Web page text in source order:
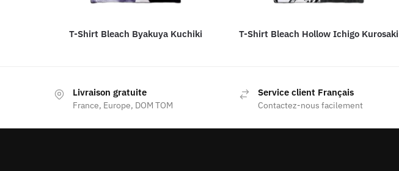
T-Shirt Bleach Byakuya Kuchiki T-Shirt Bleach Hollow Ichigo Kurosaki
Livraison gratuite
France, Europe, DOM TOM
Service client Français
Contactez-nous facilement